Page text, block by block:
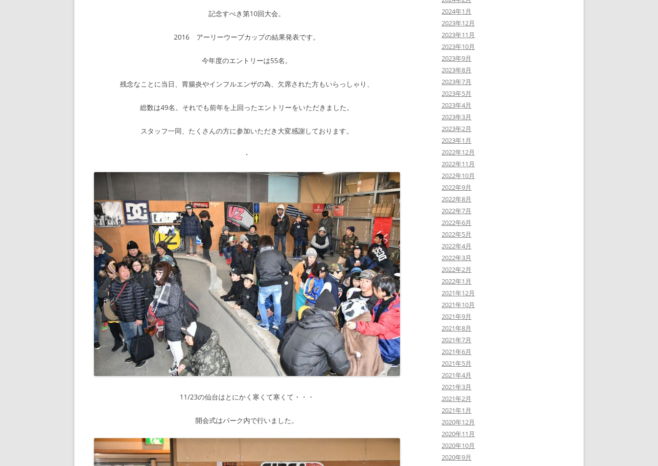
記念すべき第10回大会。
2016 アーリーウープカップの結果発表です。
今年度のエントリーは55名。
残念なことに当日、胃腸炎やインフルエンザの為、欠席された方もいらっしゃり、
総数は49名。それでも前年を上回ったエントリーをいただきました。
スタッフ一同、たくさんの方に参加いただき大変感謝しております。
・
11/23の仙台はとにかく寒くて寒くて・・・
開会式はパーク内で行いました。
2024年1月
2023年12月
2023年11月
2023年10月
2023年9月
2023年8月
2023年7月
2023年5月
2023年4月
2023年3月
2023年2月
2023年1月
2022年12月
2022年11月
2022年10月
2022年9月
2022年8月
2022年7月
2022年6月
2022年5月
2022年4月
2022年3月
2022年2月
2022年1月
2021年12月
2021年10月
2021年9月
2021年8月
2021年7月
2021年6月
2021年5月
2021年4月
2021年3月
2021年2月
2021年1月
2020年12月
2020年11月
2020年10月
2020年9月